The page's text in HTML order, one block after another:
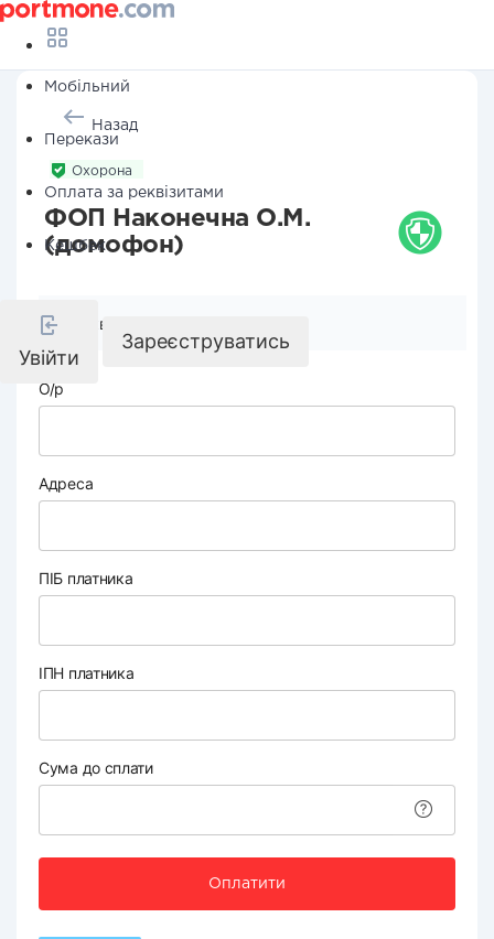
Мобільний
Перекази
Оплата за реквізитами
Кешбек
Увійти
Зареєструватись
Назад
Охорона
ФОП Наконечна О.М.
(домофон)
Реквізити компанії
О/р
Адреса
ПІБ платника
ІПН платника
Сума до сплати
Оплатити